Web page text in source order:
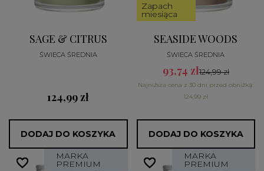
SAGE & CITRUS
ŚWIECA ŚREDNIA
124,99 zł
DODAJ DO KOSZYKA
Zapach
miesiąca
SEASIDE WOODS
ŚWIECA ŚREDNIA
93,74 zł124,99 zł
Najniższa cena z 30 dni przed obniżką:
124,99 zł
DODAJ DO KOSZYKA
MARKA
PREMIUM
favorite_border
favorite_border MARKA
PREMIUM
favorite_border
favorite_border